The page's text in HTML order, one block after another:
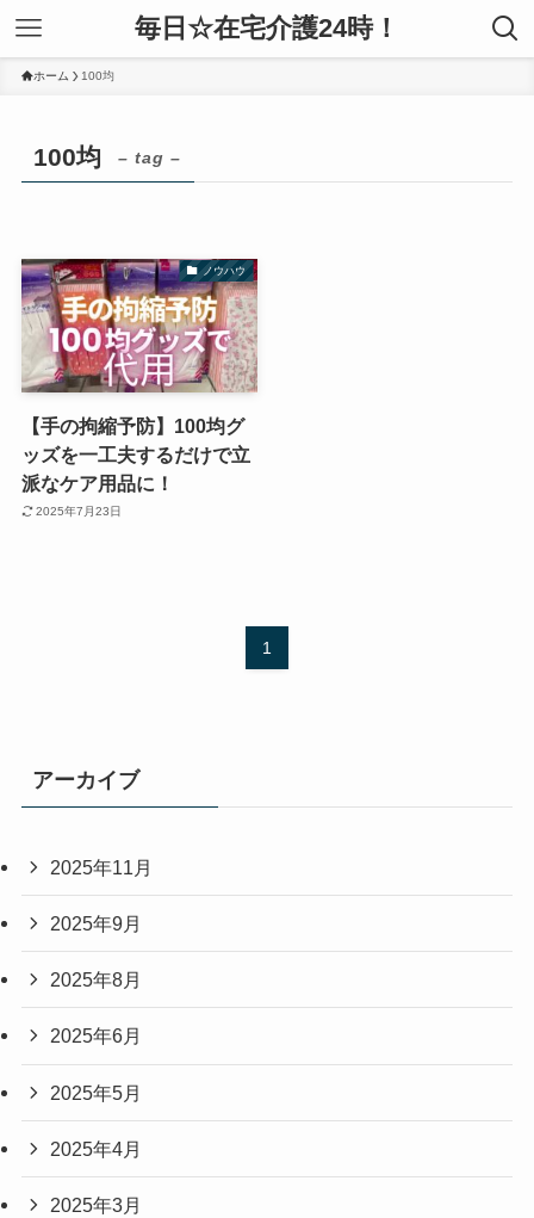
毎日☆在宅介護24時！
ホーム 100均
100均 – tag –
ノウハウ
【手の拘縮予防】100均グ
ッズを一工夫するだけで立
派なケア用品に！
2025年7月23日
1
アーカイブ
2025年11月
2025年9月
2025年8月
2025年6月
2025年5月
2025年4月
2025年3月